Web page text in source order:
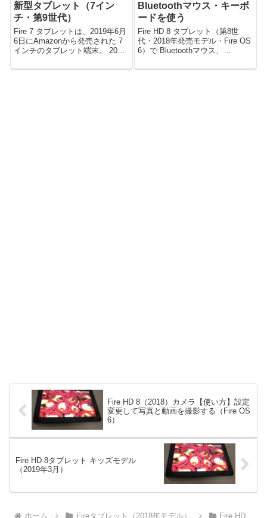
新型タブレット（7イン
チ・第9世代）
Fire 7 タブレットは、2019年6月
6日にAmazonから発売された 7
インチのタブレット端末。 2019
第9世代の端末。 端末の仕様や装
Bluetoothマウス・キーボ
ードを使う
Fire HD 8 タブレット（第8世
代・2018年発売モデル・Fire OS
6）で Bluetoothマウス、
Bluetooth機器が使えることを確
Fire HD 8（2018）カメラ【使い方】設定
変更して写真と動画を撮影する（Fire OS
6）
Fire HD 8タブレット キッズモデル
（2019年3月）
ホーム Fireタブレット（2018年モデル） Fire HD